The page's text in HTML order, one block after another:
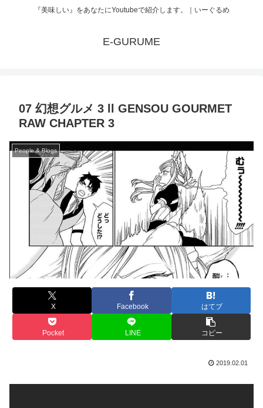
『美味しい』をあなたにYoutubeで紹介します。｜いーぐるめ
E-GURUME
07 幻想グルメ 3 ll GENSOU GOURMET
RAW CHAPTER 3
People & Blogs
X Facebook はてブ
Pocket LINE コピー
2019.02.01